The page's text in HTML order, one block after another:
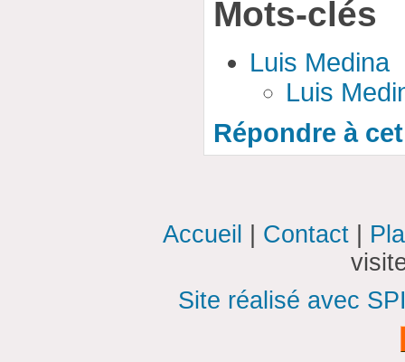
Mots-clés
Luis Medina
Luis
Répondre à
Accueil Contact
Site réalisé avec